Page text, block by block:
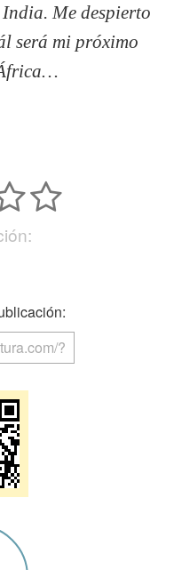
Me despierto
será mi próximo